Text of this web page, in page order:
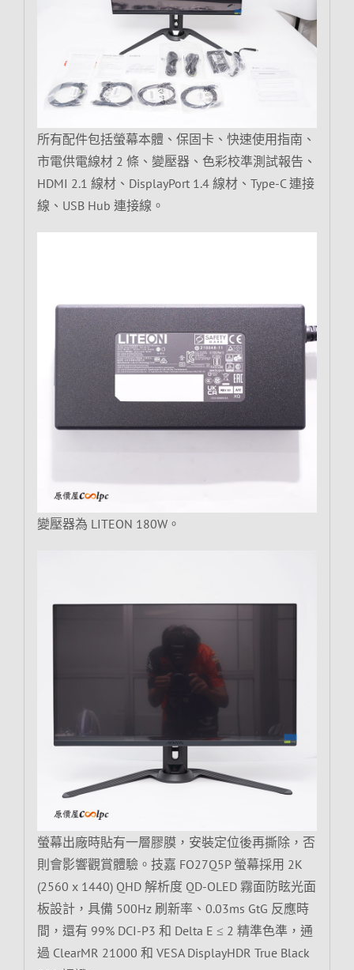
所有配件包括螢幕本體、保固卡、快速使用指南、
市電供電線材 2 條、變壓器、色彩校準測試報告、
HDMI 2.1 線材、DisplayPort 1.4 線材、Type-C 連接
線、USB Hub 連接線。
變壓器為 LITEON 180W。
螢幕出廠時貼有一層膠膜，安裝定位後再撕除，否
則會影響觀賞體驗。技嘉 FO27Q5P 螢幕採用 2K
(2560 x 1440) QHD 解析度 QD-OLED 霧面防眩光面
板設計，具備 500Hz 刷新率、0.03ms GtG 反應時
間，還有 99% DCI-P3 和 Delta E ≤ 2 精準色準，通
過 ClearMR 21000 和 VESA DisplayHDR True Black